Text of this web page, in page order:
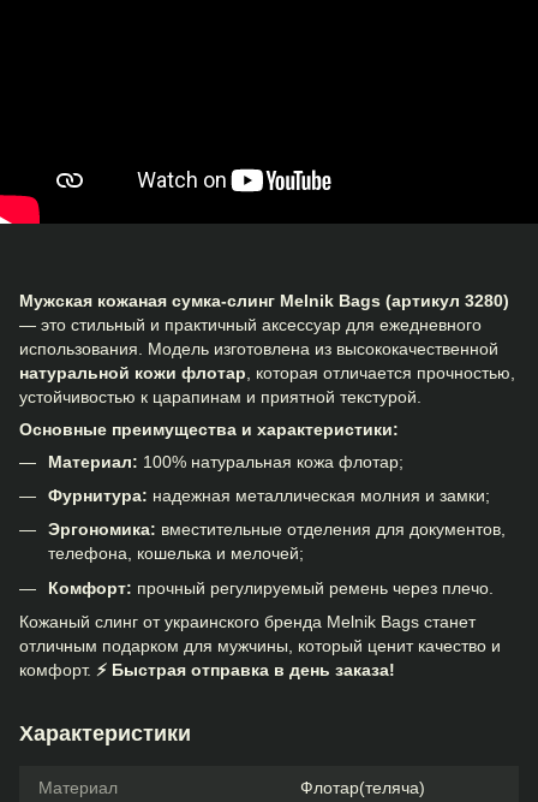
Мужская кожаная сумка-слинг Melnik Bags (артикул 3280)
— это стильный и практичный аксессуар для ежедневного
использования. Модель изготовлена из высококачественной
натуральной кожи флотар , которая отличается прочностью,
устойчивостью к царапинам и приятной текстурой.
Основные преимущества и характеристики:
Материал: 100% натуральная кожа флотар;
Фурнитура: надежная металлическая молния и замки;
Эргономика: вместительные отделения для документов,
телефона, кошелька и мелочей;
Комфорт: прочный регулируемый ремень через плечо.
Кожаный слинг от украинского бренда Melnik Bags станет
отличным подарком для мужчины, который ценит качество и
комфорт. ⚡ Быстрая отправка в день заказа!
Характеристики
Материал Флотар(теляча)